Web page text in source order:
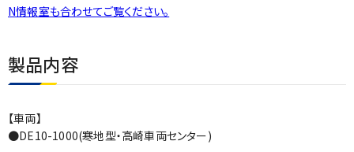
N情報室も合わせてご覧ください。
製品内容
【車両】
●DE10-1000(寒地型・高崎車両センター)